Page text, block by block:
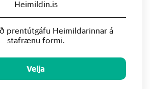
Heimildin.is
prentútgáfu Heimildarinnar á
stafrænu formi.
Velja